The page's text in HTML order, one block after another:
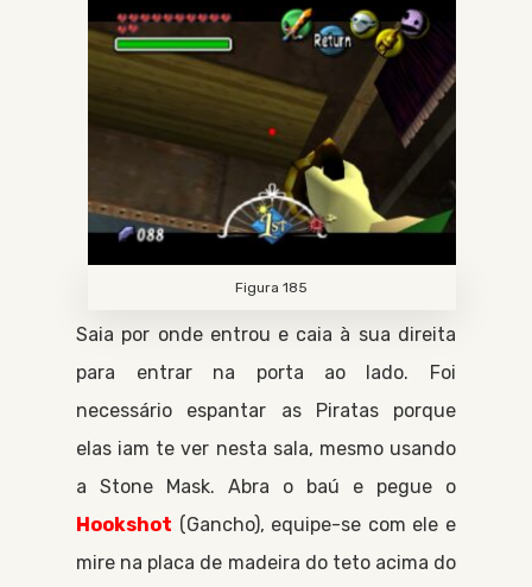
Figura 185
Saia por onde entrou e caia à sua direita
para entrar na porta ao lado. Foi
necessário espantar as Piratasporque
elas iam te ver nesta sala, mesmo usando
aStone Mask. Abra o baú e pegue o
Hookshot
Gancho , equipe-se com ele e
mire na placa de madeira do teto acima do